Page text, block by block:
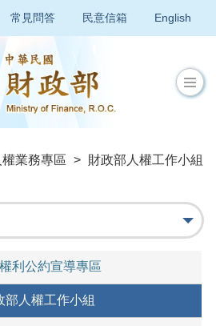
常見問答 民意信箱 English
權業務專區 > 財政部人權工作小組
利公約宣導專區
部人權工作小組